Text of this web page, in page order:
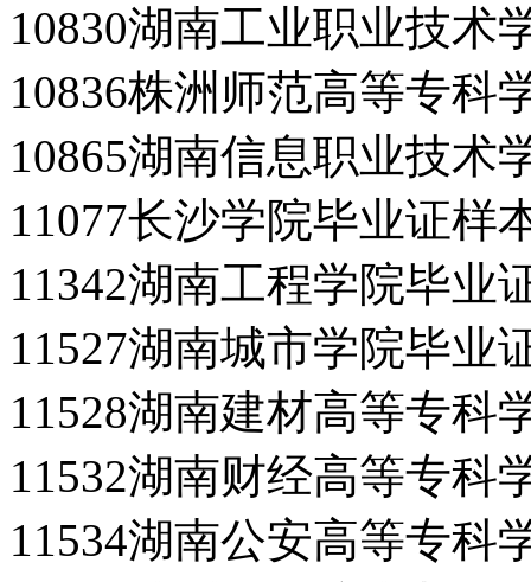
10830湖南工业职业技术
10836株洲师范高等专科
10865湖南信息职业技术
11077长沙学院毕业证样
11342湖南工程学院毕业
11527湖南城市学院毕业
11528湖南建材高等专科
11532湖南财经高等专科
11534湖南公安高等专科